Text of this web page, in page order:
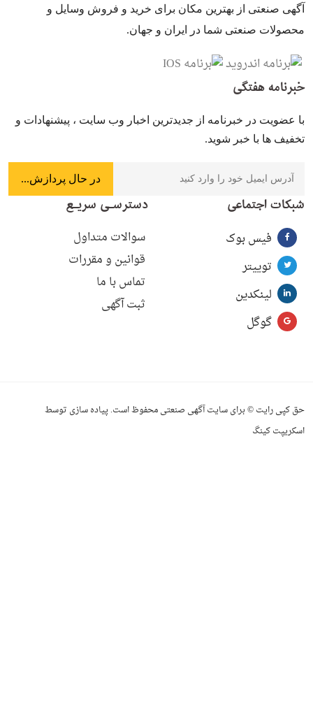
آگهی صنعتی از بهترین مکان برای خرید و فروش وسایل و
محصولات صنعتی شما در ایران و جهان.
خبرنامه هفتگی
با عضویت در خبرنامه از جدیدترین اخبار وب سایت ، پیشنهادات و
تخفیف ها با خبر شوید.
شبکات اجتماعی
فیس بوک
توییتر
لینکدین
گوگل
دسترسـی سریـع
سوالات متداول
قوانین و مقررات
تماس با ما
ثبت آگهی
حق کپی رایت © برای سایت آگهی صنعتی محفوظ است. پیاده سازی توسط
اسکریپت کینگ